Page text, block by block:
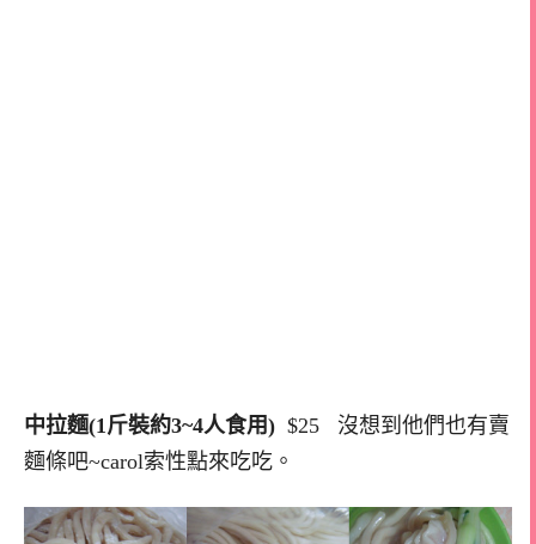
中拉麵(1斤裝約3~4人食用) $25 沒想到他們也有賣
麵條吧~carol索性點來吃吃。